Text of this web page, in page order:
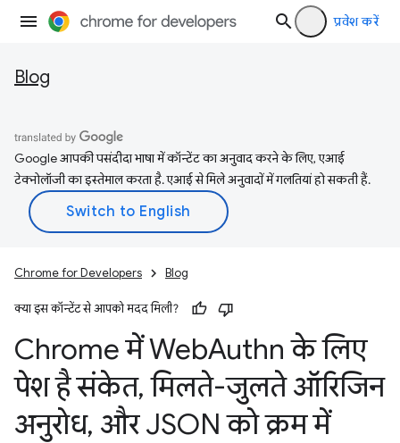
प्रवेश करें
Blog
Google आपकी पसंदीदा भाषा में कॉन्टेंट का अनुवाद करने के लिए, एआई
टेक्नोलॉजी का इस्तेमाल करता है. एआई से मिले अनुवादों में गलतियां हो सकती हैं.
Chrome for Developers Blog
क्या इस कॉन्टेंट से आपको मदद मिली?
Chrome में WebAuthn के लिए
पेश है संकेत, मिलते-जुलते ऑरिजिन
अनुरोध, और JSON को क्रम में